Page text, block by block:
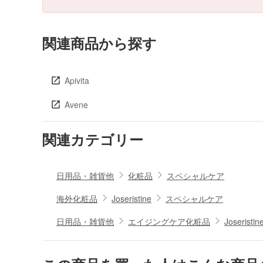
関連商品から探す
Apivita
Avene
関連カテゴリー
日用品・雑貨他 化粧品
スペシャルケア
海外化粧品
Joseristine
スペシャルケア
日用品・雑貨他
エイジングケア化粧品